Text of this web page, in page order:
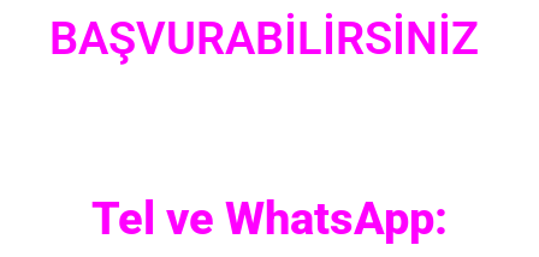
BAŞVURABİLİRSİNİZ
Tel ve WhatsApp: